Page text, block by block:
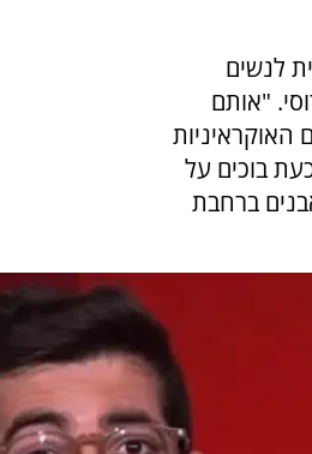
לנשים
"אותם
בוכים על
ברחבת